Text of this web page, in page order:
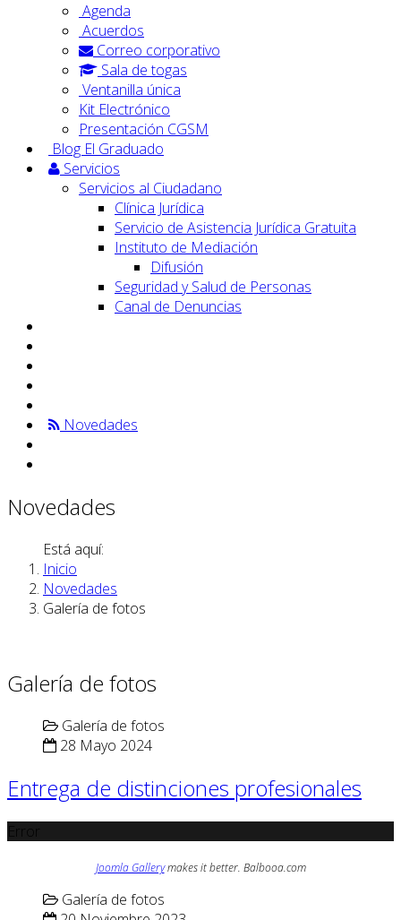
Agenda
Acuerdos
Correo corporativo
Sala de togas
Ventanilla única
Kit Electrónico
Presentación CGSM
Blog El Graduado
Servicios
Servicios al Ciudadano
Clínica Jurídica
Servicio de Asistencia Jurídica Gratuita
Instituto de Mediación
Difusión
Seguridad y Salud de Personas
Canal de Denuncias
Novedades
Novedades
Está aquí:
Inicio
Novedades
Galería de fotos
Galería de fotos
Galería de fotos
28 Mayo 2024
Entrega de distinciones profesionales
Joomla Gallerymakes it better. Balbooa.com
Galería de fotos